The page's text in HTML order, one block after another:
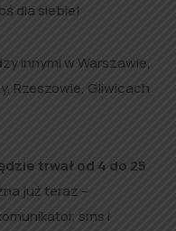
dla siebie!
innymi w Warszawie,
Rzeszowie, Gliwicach
trwał od 4 do 25
już teraz –
sms i